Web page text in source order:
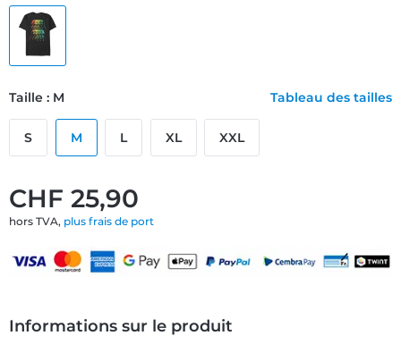
CHF 25,90
hors TVA, plus frais de port
Taille : M Tableau des tailles
S M L XL XXL
Informations sur le produit